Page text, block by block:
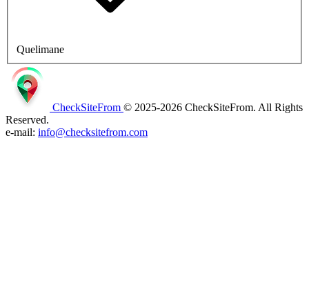
Quelimane
CheckSiteFrom © 2025-2026 CheckSiteFrom. All Rights
Reserved.
e-mail: info@checksitefrom.com